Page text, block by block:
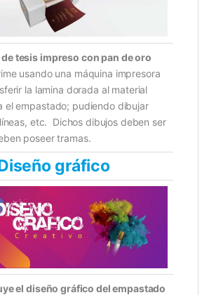
tesis impreso con pan de oro
usando una máquina impresora
la lamina dorada al material
el empastado; pudiendo dibujar
etc. Dichos dibujos deben ser
poseer tramas.
gráfico
el diseño gráfico del empastado